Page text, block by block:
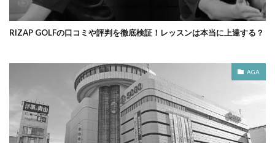
RIZAP GOLFの口コミや評判を徹底検証！レッスンは本当に上達する？
AGA